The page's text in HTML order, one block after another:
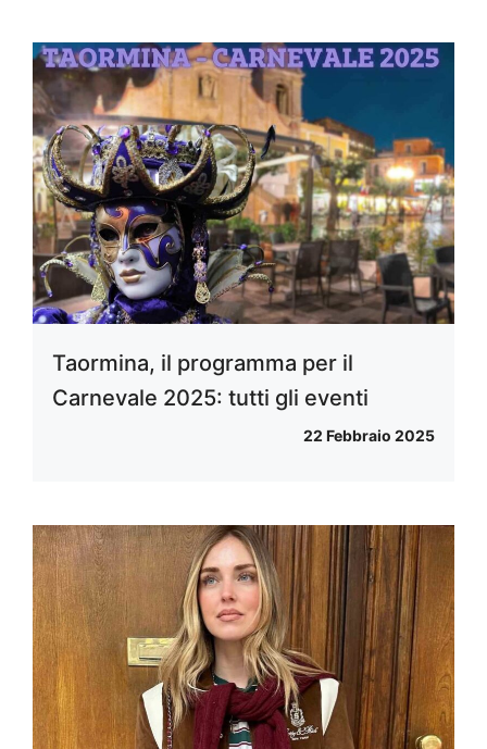
Taormina, il programma per il
Carnevale 2025: tutti gli eventi
22 Febbraio 2025